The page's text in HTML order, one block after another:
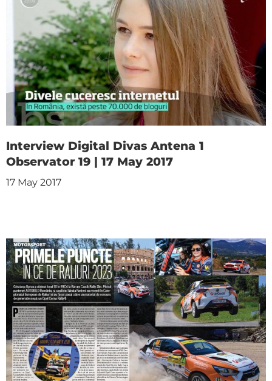
Interview Digital Divas Antena 1
Observator 19 | 17 May 2017
17 May 2017